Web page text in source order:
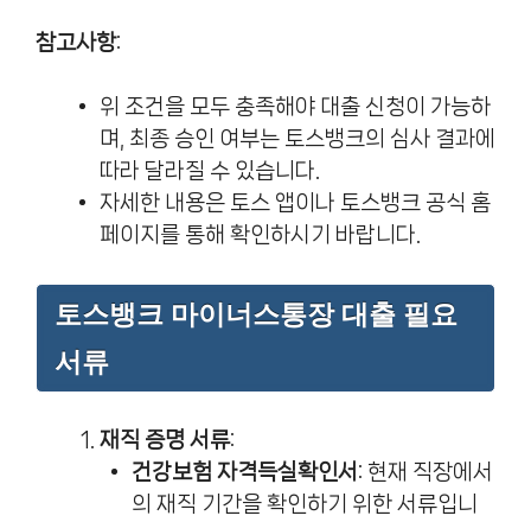
참고사항:
위 조건을 모두 충족해야 대출 신청이 가능하
며, 최종 승인 여부는 토스뱅크의 심사 결과에
따라 달라질 수 있습니다.
자세한 내용은 토스 앱이나 토스뱅크 공식 홈
페이지를 통해 확인하시기 바랍니다.
토스뱅크 마이너스통장 대출 필요
서류
재직 증명 서류:
건강보험 자격득실확인서 : 현재 직장에서
의 재직 기간을 확인하기 위한 서류입니